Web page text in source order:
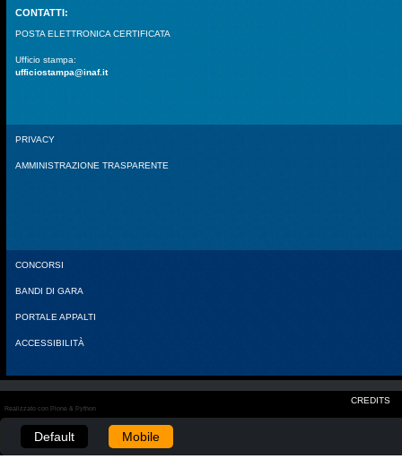
CONTATTI:
POSTA ELETTRONICA CERTIFICATA
Ufficio stampa:
ufficiostampa@inaf.it
PRIVACY
AMMINISTRAZIONE TRASPARENTE
CONCORSI
BANDI DI GARA
PORTALE APPALTI
ACCESSIBILITÀ
CREDITS
Realizzato con Plone & Python
Default Mobile